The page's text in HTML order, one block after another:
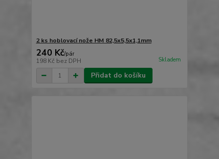
2 ks hoblovací nože HM 82,5x5,5x1,1mm
240 Kč/pár
198 Kč bez DPH Skladem
Přidat do košíku